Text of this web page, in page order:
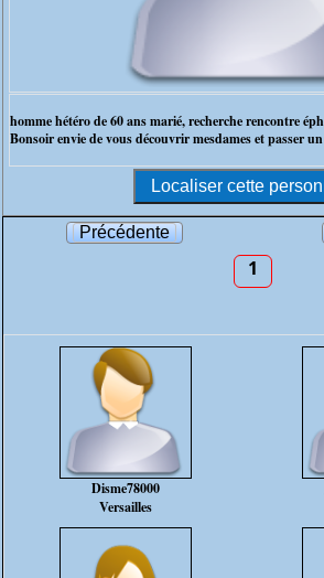
homme hétéro de 60 ans marié, recherche rencontre
Bonsoir envie de vous découvrir mesdames et passer
Précédente
1
Disme78000
Versailles